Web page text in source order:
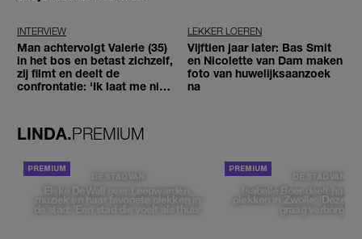
INTERVIEW
Man achtervolgt Valerie (35)
in het bos en betast zichzelf,
zij filmt en deelt de
confrontatie: 'Ik laat me niet
LEKKER LOEREN
Vijftien jaar later: Bas Smit
en Nicolette van Dam maken
foto van huwelijksaanzoek
na
LINDA.PREMIUM
DE STAD VAN
Elske DeWall over Leeuwarden,
muziek en haar favoriete plekken in
de stad: 'Een stad die voelt als thuis'
DE STAD VAN
Isabelle Boer deelt haar
plekken in Zwolle: 'Deze
graag verborgen'